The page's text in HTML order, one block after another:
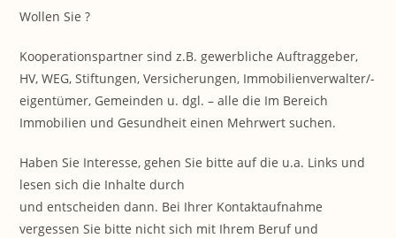
Wollen Sie ?
Kooperationspartner sind z.B. gewerbliche Auftraggeber,
HV, WEG, Stiftungen, Versicherungen, Immobilienverwalter/-
eigentümer, Gemeinden u. dgl. – alle die Im Bereich
Immobilien und Gesundheit einen Mehrwert suchen.
Haben Sie Interesse, gehen Sie bitte auf die u.a. Links und
lesen sich die Inhalte durch
und entscheiden dann. Bei Ihrer Kontaktaufnahme
vergessen Sie bitte nicht sich mit Ihrem Beruf und